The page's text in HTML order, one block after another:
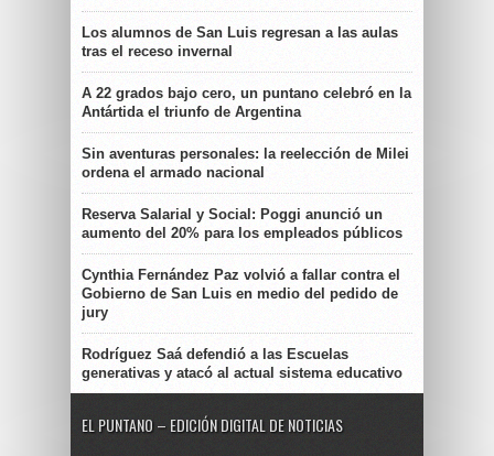
Los alumnos de San Luis regresan a las aulas
tras el receso invernal
A 22 grados bajo cero, un puntano celebró en la
Antártida el triunfo de Argentina
Sin aventuras personales: la reelección de Milei
ordena el armado nacional
Reserva Salarial y Social: Poggi anunció un
aumento del 20% para los empleados públicos
Cynthia Fernández Paz volvió a fallar contra el
Gobierno de San Luis en medio del pedido de
jury
Rodríguez Saá defendió a las Escuelas
generativas y atacó al actual sistema educativo
EL PUNTANO – EDICIÓN DIGITAL DE NOTICIAS